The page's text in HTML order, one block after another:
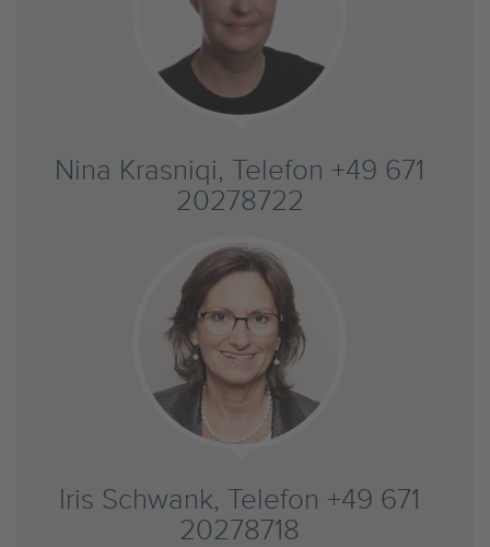
Nina Krasniqi, Telefon +49 671
20278722
Iris Schwank, Telefon +49 671
20278718